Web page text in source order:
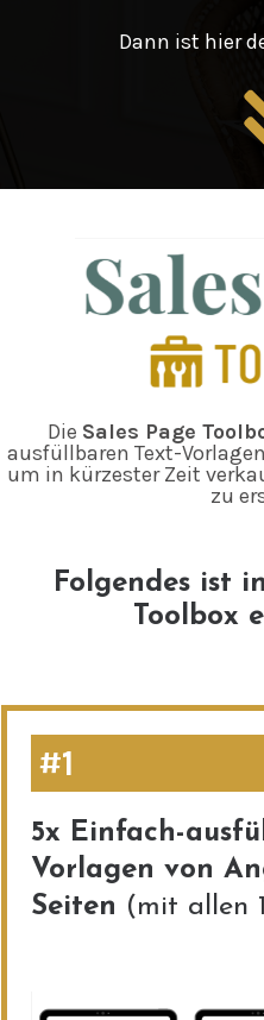
Dann ist hier
Die Sales Page
ausfüllbaren Text-
um in kürzester Zeit
zu
Folgendes ist
Toolbox
#1
5x Einfach-
Vorlagen von
Seiten (mit allen